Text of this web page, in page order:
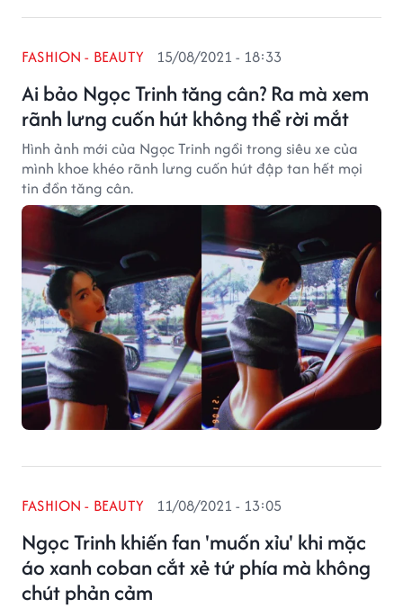
Ai bảo Ngọc Trinh tăng cân? Ra mà xem
rãnh lưng cuốn hút không thể rời mắt
FASHION - BEAUTY 15/08/2021 - 18:33
Hình ảnh mới của Ngọc Trinh ngồi trong siêu xe của
mình khoe khéo rãnh lưng cuốn hút đập tan hết mọi
tin đồn tăng cân.
Ngọc Trinh khiến fan 'muốn xỉu' khi mặc
áo xanh coban cắt xẻ tứ phía mà không
chút phản cảm
FASHION - BEAUTY 11/08/2021 - 13:05